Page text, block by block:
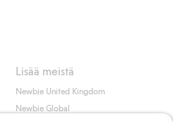
Lisää meistä
Newbie United Kingdom
Newbie Global